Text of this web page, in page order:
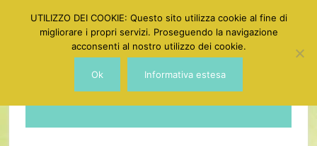
Dotgirl
UTILIZZO DEI COOKIE: Questo sito utilizza cookie al fine di
migliorare i propri servizi. Proseguendo la navigazione
acconsenti al nostro utilizzo dei cookie.
Ok Informativa estesa